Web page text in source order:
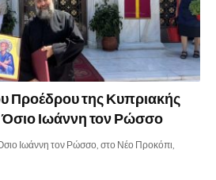
Προέδρου της Κυπριακής
Όσιο Ιωάννη τον Ρώσσο
Ιωάννη τον Ρώσσο, στο Νέο Προκόπι,